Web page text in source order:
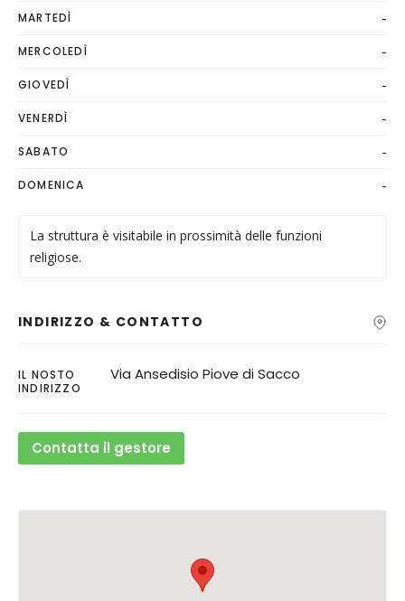
MARTEDÌ -
MERCOLEDÌ -
GIOVEDÌ -
VENERDÌ -
SABATO -
DOMENICA -
La struttura è visitabile in prossimità delle funzioni
religiose.
INDIRIZZO & CONTATTO
IL NOSTO
INDIRIZZO
Via Ansedisio Piove di Sacco
Contatta il gestore